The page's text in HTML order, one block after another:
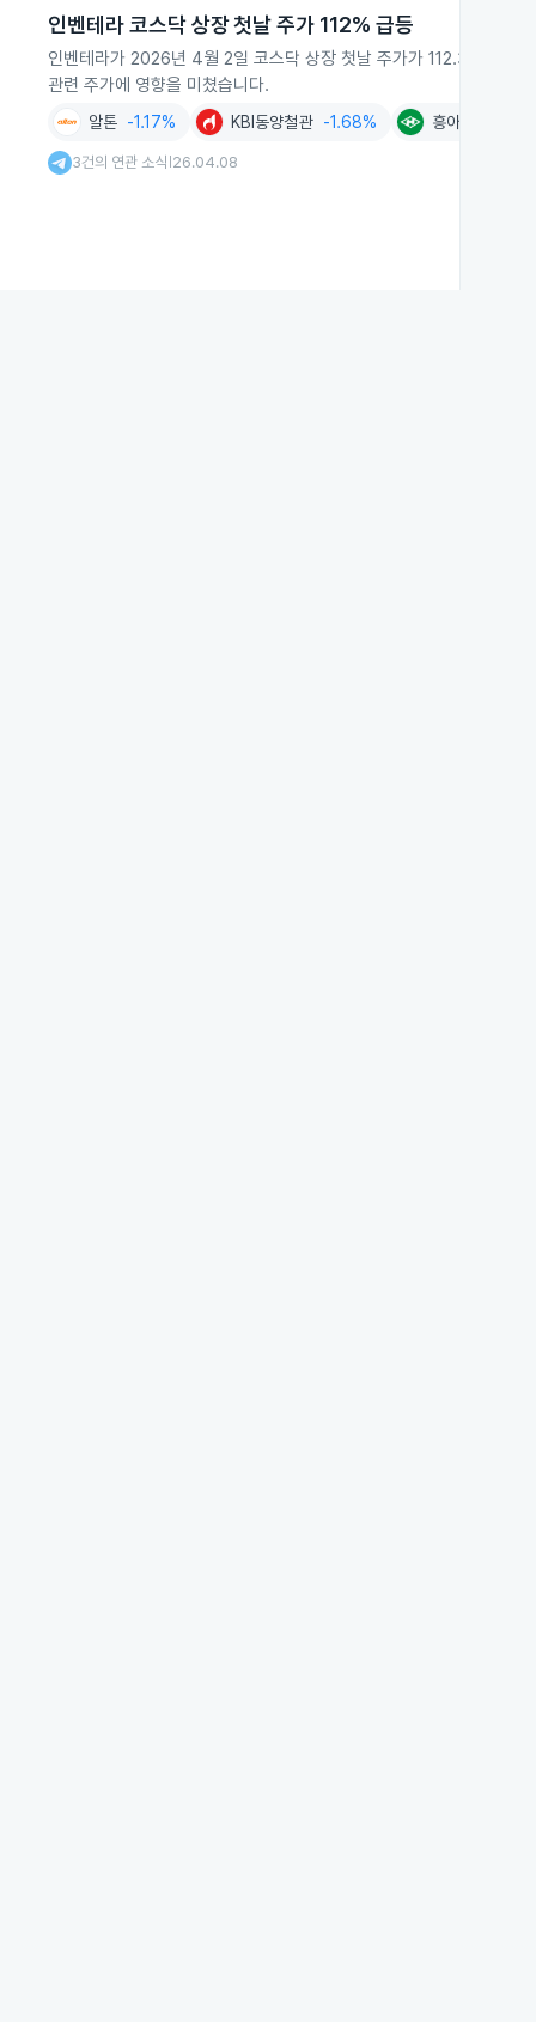
인벤테라 코스닥 상장 첫날 주가 112% 급등
인벤테라가 2026년 4월 2일 코스닥 상장 첫날 주가가 112.35% 급
관련 주가에 영향을 미쳤습니다.
알톤 -1.17% KBI동양철관 -1.68% 흥아해운
3건의 연관 소식 26.04.08